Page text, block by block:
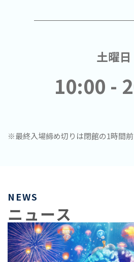
土曜日
10:00 -
※最終入場締め切りは閉館の1時間前
NEWS
ニュース